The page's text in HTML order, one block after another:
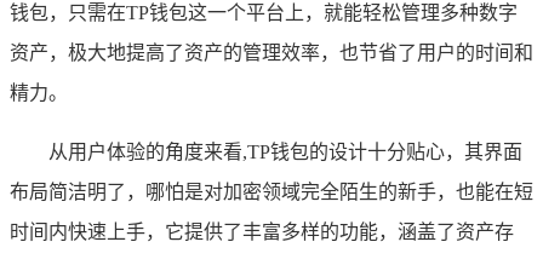
钱包，只需在TP钱包这一个平台上，就能轻松管理多种数字
资产，极大地提高了资产的管理效率，也节省了用户的时间和
精力。
从用户体验的角度来看,TP钱包的设计十分贴心，其界面
布局简洁明了，哪怕是对加密领域完全陌生的新手，也能在短
时间内快速上手，它提供了丰富多样的功能，涵盖了资产存